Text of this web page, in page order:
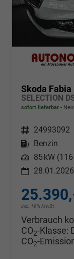
Skoda Fabia
SELECTION
sofort lieferbar
Fahrzeugnr. 24993092
Kraftstoff
Benzin
Leistung 85 kW (116
28.01.2026
incl. 19% MwSt.
Verbrauch
CO2-Klasse:
CO2-